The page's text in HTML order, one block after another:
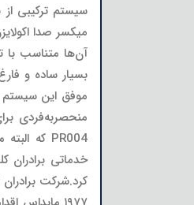
سیستم ترکیبی
میکسر صدا
آن‌ها متناسب با
کرد.شرکت